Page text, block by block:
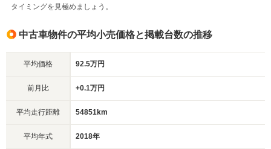
タイミングを見極めましょう。
中古車物件の平均小売価格と掲載台数の推移
平均価格 92.5万円
前月比 +0.1万円
平均走行距離 54851km
平均年式 2018年